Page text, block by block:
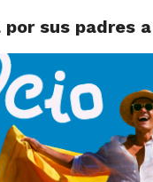
sus padres